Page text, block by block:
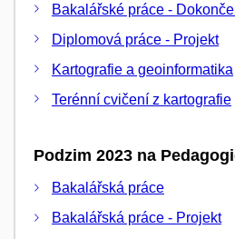
Bakalářské práce -
Diplomová práce - Projekt
Kartografie a geoinformatika
Terénní cvičení z kartografie
Podzim 2023 na
Bakalářská práce
Bakalářská práce - Projekt